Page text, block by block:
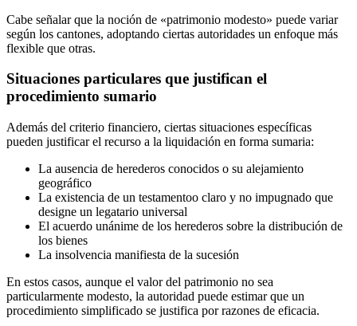
Cabe señalar que la noción de «patrimonio modesto» puede variar
según los cantones, adoptando ciertas autoridades un enfoque más
flexible que otras.
Situaciones particulares que justifican el
procedimiento sumario
Además del criterio financiero, ciertas situaciones específicas
pueden justificar el recurso a la liquidación en forma sumaria:
La ausencia de herederos conocidos o su alejamiento
geográfico
La existencia de un testamentoo claro y no impugnado que
designe un legatario universal
El acuerdo unánime de los herederos sobre la distribución de
los bienes
La insolvencia manifiesta de la sucesión
En estos casos, aunque el valor del patrimonio no sea
particularmente modesto, la autoridad puede estimar que un
procedimiento simplificado se justifica por razones de eficacia.